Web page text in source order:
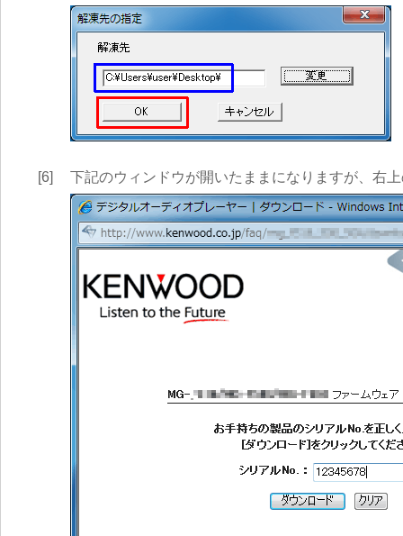
[6] 下記のウィンドウが開いたままになりますが、右